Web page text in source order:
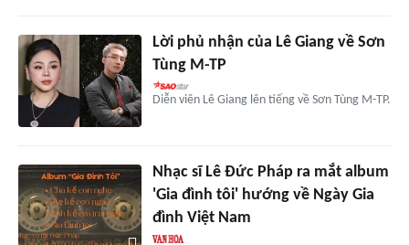
Lời phủ nhận của Lê Giang về Sơn
Tùng M-TP
Diễn viên Lê Giang lên tiếng về Sơn Tùng M-TP.
Nhạc sĩ Lê Đức Pháp ra mắt album
'Gia đình tôi' hướng về Ngày Gia
đình Việt Nam